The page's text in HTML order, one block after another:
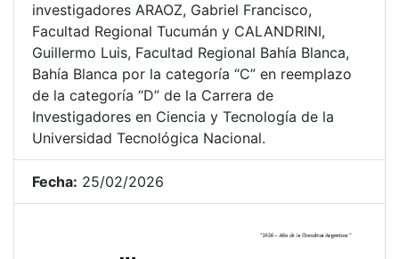
investigadores ARAOZ, Gabriel Francisco,
Facultad Regional Tucumán y CALANDRINI,
Guillermo Luis, Facultad Regional Bahía Blanca,
Bahía Blanca por la categoría “C” en reemplazo
de la categoría “D” de la Carrera de
Investigadores en Ciencia y Tecnología de la
Universidad Tecnológica Nacional.
Fecha: 25/02/2026